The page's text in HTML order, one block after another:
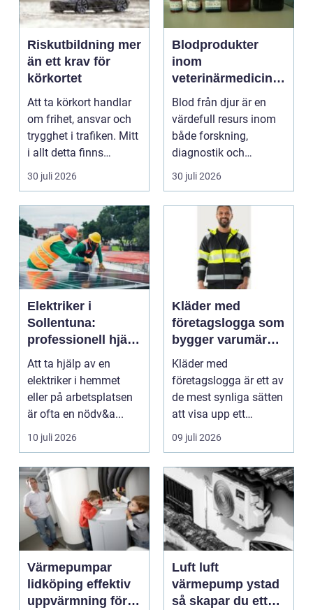
Riskutbildning mer
än ett krav för
körkortet
Att ta körkort handlar
om frihet, ansvar och
trygghet i trafiken. Mitt
i allt detta finns
riskutbild...
30 juli 2026
Blodprodukter
inom
veterinärmedicin
funktion, kvalitet
och användning
Blod från djur är en
värdefull resurs inom
både forskning,
diagnostik och
veterinärmedicin. När
blod...
30 juli 2026
Elektriker i
Sollentuna:
professionell hjälp
när du behöver det
Att ta hjälp av en
elektriker i hemmet
eller på arbetsplatsen
är ofta en nödv&a...
10 juli 2026
Kläder med
företagslogga som
bygger varumärke
i vardagen
Kläder med
företagslogga är ett av
de mest synliga sätten
att visa upp ett
varum...
09 juli 2026
Värmepumpar
lidköping effektiv
uppvärmning för
Luft luft
värmepump ystad
så skapar du ett